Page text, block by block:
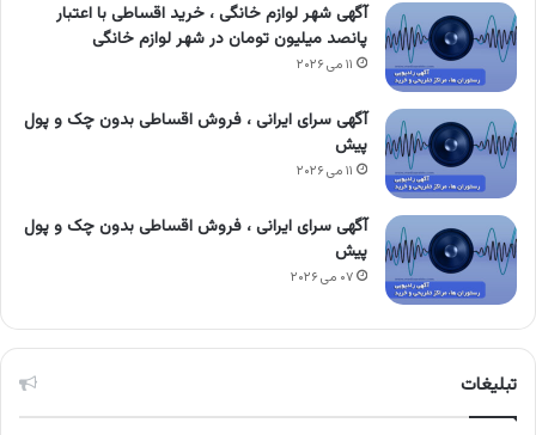
آگهی شهر لوازم خانگی ، خرید اقساطی با اعتبار
پانصد میلیون تومان در شهر لوازم خانگی
۱۱ می ۲۰۲۶
آگهی سرای ایرانی ، فروش اقساطی بدون چک و پول
پیش
۱۱ می ۲۰۲۶
آگهی سرای ایرانی ، فروش اقساطی بدون چک و پول
پیش
۰۷ می ۲۰۲۶
تبلیغات